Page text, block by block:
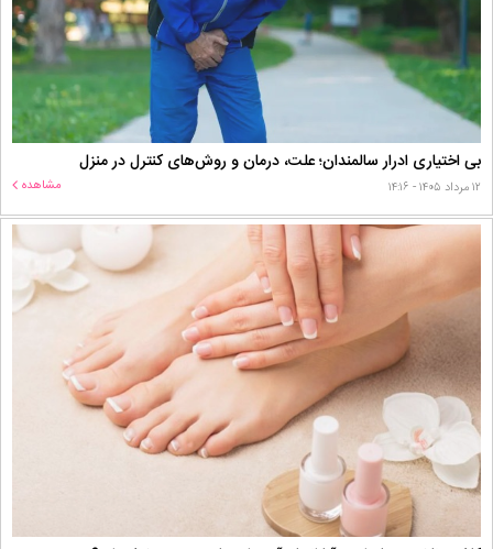
بی اختیاری ادرار سالمندان؛ علت، درمان و روش‌های کنترل در منزل
۱۲ مرداد ۱۴۰۵ - ۱۴:۱۶ مشاهده